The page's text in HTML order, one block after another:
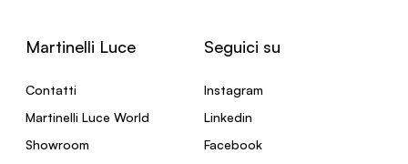
Martinelli Luce
Contatti
Martinelli Luce World
Showroom
Seguici su
Instagram
Linkedin
Facebook